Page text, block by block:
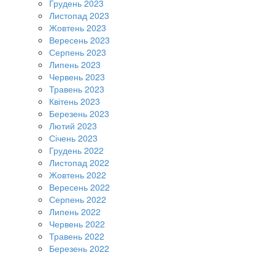
Грудень 2023
Листопад 2023
Жовтень 2023
Вересень 2023
Серпень 2023
Липень 2023
Червень 2023
Травень 2023
Квітень 2023
Березень 2023
Лютий 2023
Січень 2023
Грудень 2022
Листопад 2022
Жовтень 2022
Вересень 2022
Серпень 2022
Липень 2022
Червень 2022
Травень 2022
Березень 2022